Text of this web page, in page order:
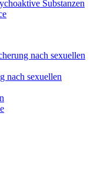
Substanzen
nach sexuellen
nach sexuellen